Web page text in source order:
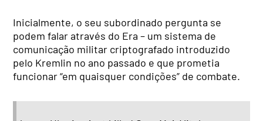
Inicialmente, o seu subordinado pergunta se
podem falar através do Era – um sistema de
comunicação militar criptografado introduzido
pelo Kremlin no ano passado e que prometia
funcionar “em quaisquer condições” de combate.